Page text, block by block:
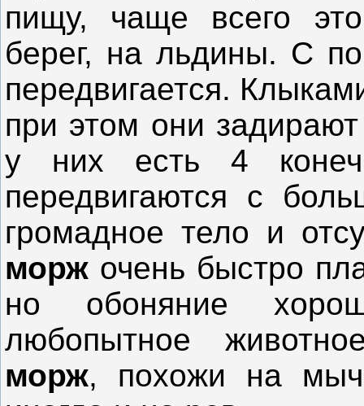
пищу, чаще всего
берег, на льдины. С
передвигается.
при этом они
у них есть 4
передвигаются с
громадное тело и
морж очень быстро
но обоняние
любопытное
морж, похожи на